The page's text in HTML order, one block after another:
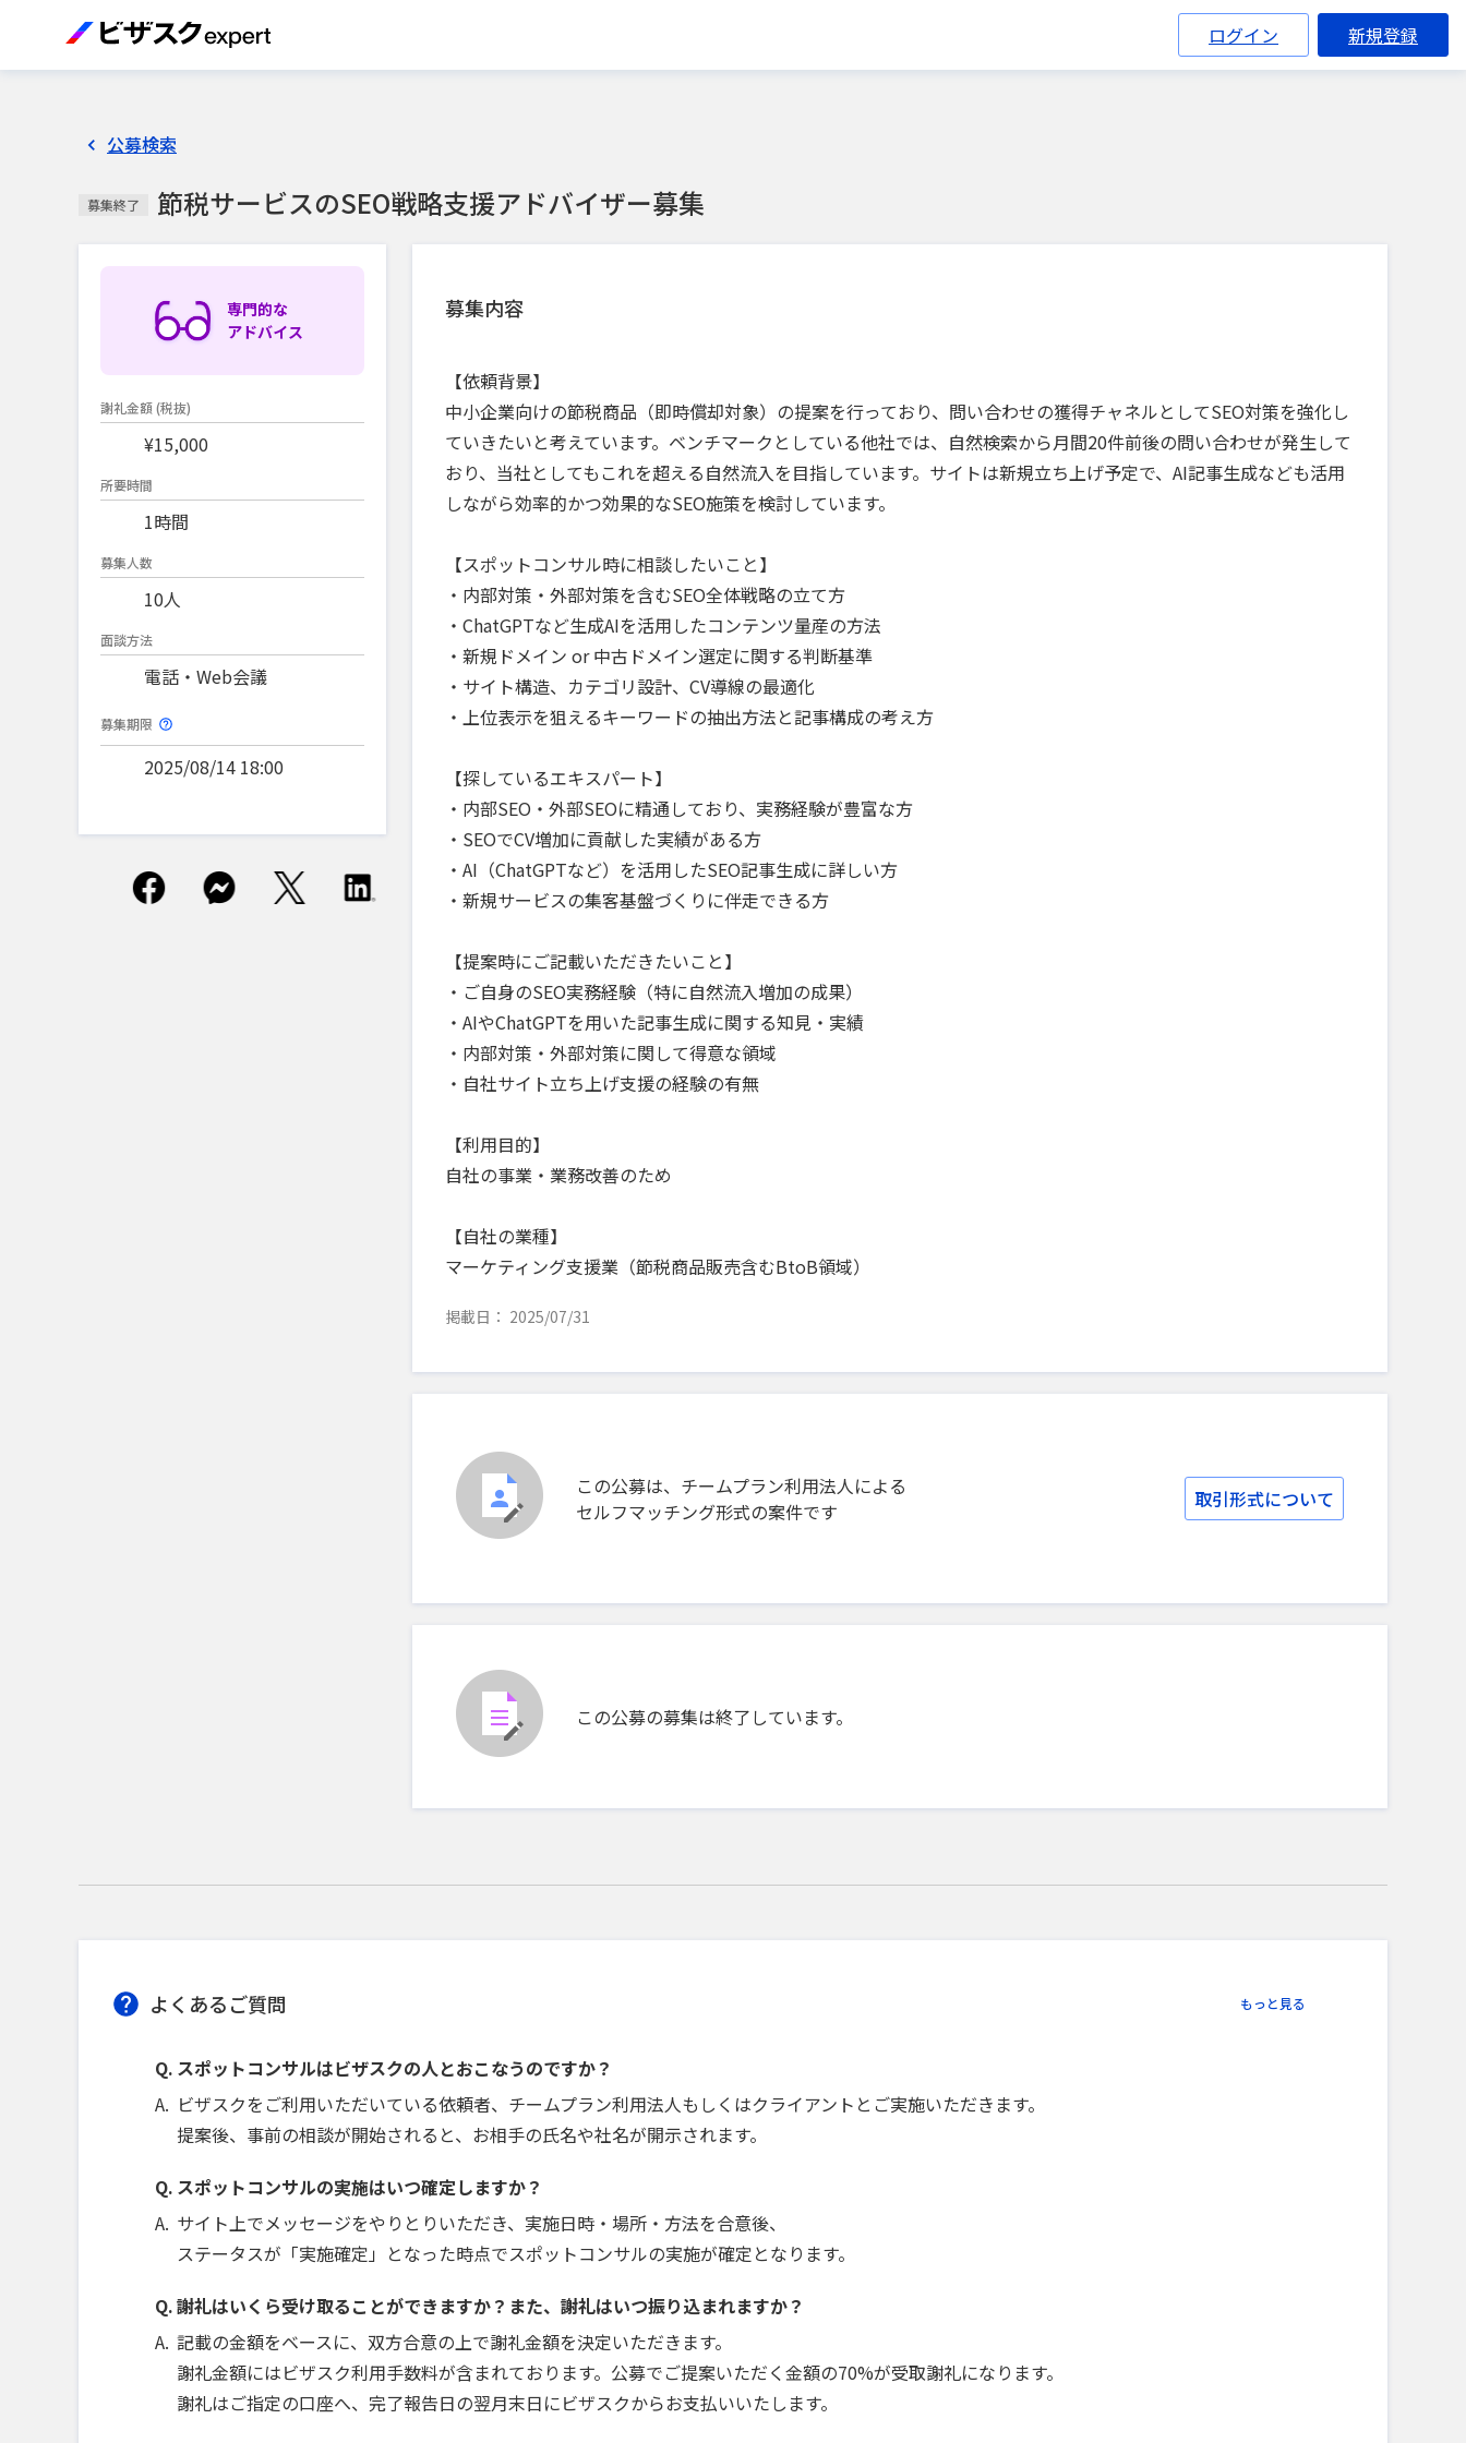
ログイン 新規登録
公募検索
募集終了 節税サービスのSEO戦略支援アドバイザー募集
専門的な
アドバイス
謝礼金額(税抜)
¥15,000
所要時間
1時間
募集人数
10人
面談方法
電話・Web会議
募集期限
2025/08/14 18:00
募集内容
【依頼背景】
中小企業向けの節税商品（即時償却対象）の提案を行っており、問い合わせの獲得チャネルとしてSEO対策を強化し
ていきたいと考えています。ベンチマークとしている他社では、自然検索から月間20件前後の問い合わせが発生して
おり、当社としてもこれを超える自然流入を目指しています。サイトは新規立ち上げ予定で、AI記事生成なども活用
しながら効率的かつ効果的なSEO施策を検討しています。
【スポットコンサル時に相談したいこと】
・内部対策・外部対策を含むSEO全体戦略の立て方
・ChatGPTなど生成AIを活用したコンテンツ量産の方法
・新規ドメイン or 中古ドメイン選定に関する判断基準
・サイト構造、カテゴリ設計、CV導線の最適化
・上位表示を狙えるキーワードの抽出方法と記事構成の考え方
【探しているエキスパート】
・内部SEO・外部SEOに精通しており、実務経験が豊富な方
・SEOでCV増加に貢献した実績がある方
・AI（ChatGPTなど）を活用したSEO記事生成に詳しい方
・新規サービスの集客基盤づくりに伴走できる方
【提案時にご記載いただきたいこと】
・ご自身のSEO実務経験（特に自然流入増加の成果）
・AIやChatGPTを用いた記事生成に関する知見・実績
・内部対策・外部対策に関して得意な領域
・自社サイト立ち上げ支援の経験の有無
【利用目的】
自社の事業・業務改善のため
【自社の業種】
マーケティング支援業（節税商品販売含むBtoB領域）
掲載日： 2025/07/31
この公募は、チームプラン利用法人による
セルフマッチング形式の案件です
取引形式について
この公募の募集は終了しています。
よくあるご質問 もっと見る
スポットコンサルはビザスクの人とおこなうのですか？
ビザスクをご利用いただいている依頼者、チームプラン利用法人もしくはクライアントとご実施いただきます。
提案後、事前の相談が開始されると、お相手の氏名や社名が開示されます。
スポットコンサルの実施はいつ確定しますか？
サイト上でメッセージをやりとりいただき、実施日時・場所・方法を合意後、
ステータスが「実施確定」となった時点でスポットコンサルの実施が確定となります。
謝礼はいくら受け取ることができますか？また、謝礼はいつ振り込まれますか？
記載の金額をベースに、双方合意の上で謝礼金額を決定いただきます。
謝礼金額にはビザスク利用手数料が含まれております。公募でご提案いただく金額の70%が受取謝礼になります。
謝礼はご指定の口座へ、完了報告日の翌月末日にビザスクからお支払いいたします。